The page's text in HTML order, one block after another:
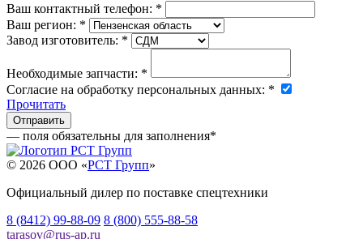
Ваш контактный телефон: *
Ваш регион: *
Завод изготовитель: *
Необходимые запчасти: *
Согласие на обработку персональных данных: *
Прочитать
— поля обязательны для заполнения*
© 2026 OOO «РСТ Групп»
Официальный дилер по поставке спецтехники
8 (8412) 99-88-09 8 (800) 555-88-58
tarasov@rus-ap.ru